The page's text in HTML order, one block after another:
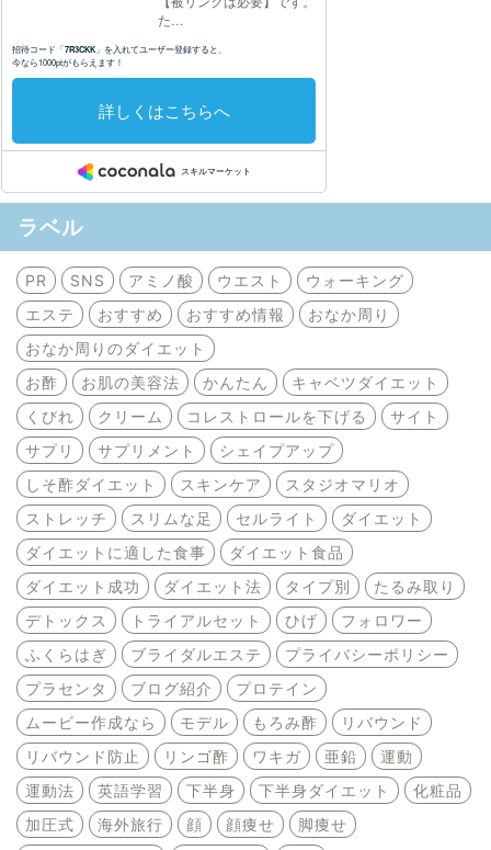
ラベル
PR SNS アミノ酸 ウエスト
ウォーキング
エステ
おすすめ おすすめ情報
おなか周り
おなか周りのダイエット
お酢
お肌の美容法 かんたん
キャベツダイエット
くびれ
クリーム コレストロールを下げる
サイト
サプリ
サプリメント
シェイプアップ
しそ酢ダイエット
スキンケア
スタジオマリオ
ストレッチ
スリムな足 セルライト
ダイエット
ダイエットに適した食事
ダイエット食品
ダイエット成功
ダイエット法 タイプ別
たるみ取り
デトックス
トライアルセット ひげ
フォロワー
ふくらはぎ
ブライダルエステ
プライバシーポリシー
プラセンタ
ブログ紹介
プロテイン
ムービー作成なら
モデル もろみ酢
リバウンド
リバウンド防止
リンゴ酢 ワキガ 亜鉛
運動
運動法
英語学習 下半身 下半身ダイエット
化粧品
加圧式
海外旅行 顔 顔痩せ
脚痩せ